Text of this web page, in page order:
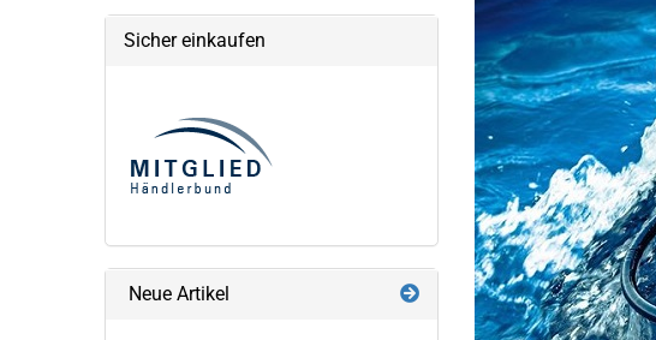
Sicher einkaufen
Neue Artikel